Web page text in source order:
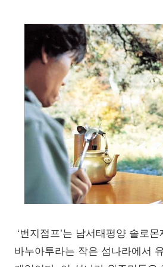
‘번지점프’는 남서태평양 솔로
바누아투라는 작은 섬나라에서